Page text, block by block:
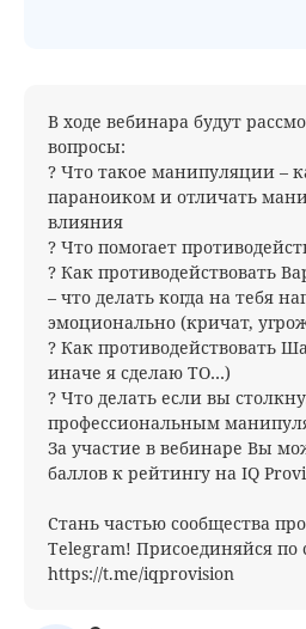
В ходе вебинара будут
вопросы:
? Что такое манипуляции –
параноиком и отличать
влияния
? Что помогает
? Как противодействовать
– что делать когда на тебя
эмоционально (кричат,
? Как противодействовать
иначе я сделаю ТО…)
? Что делать если вы
профессиональным
За участие в вебинаре Вы
баллов к рейтингу на IQ
Стань частью сообщества
Telegram! Присоединяйся по
https://t.me/iqprovision